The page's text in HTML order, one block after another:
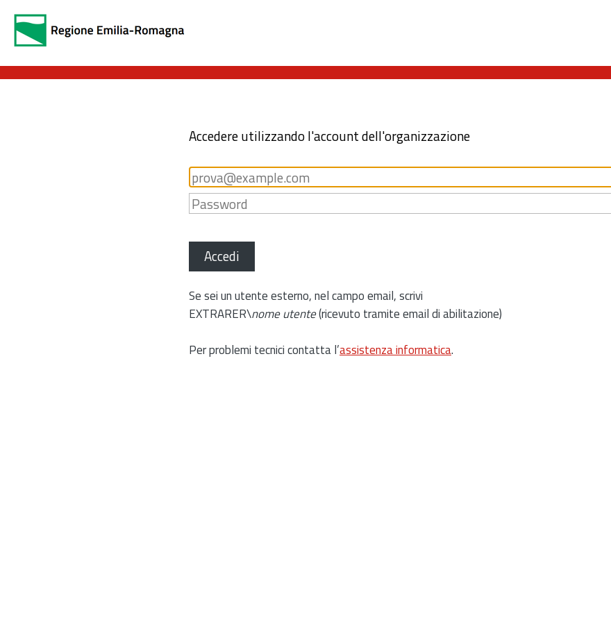
Accedere utilizzando l'account dell'organizzazione
Accedi
Se sei un utente esterno, nel campo email, scrivi
EXTRARER\nome utente(ricevuto tramite email di abilitazione)
Per problemi tecnici contatta l’assistenza informatica.